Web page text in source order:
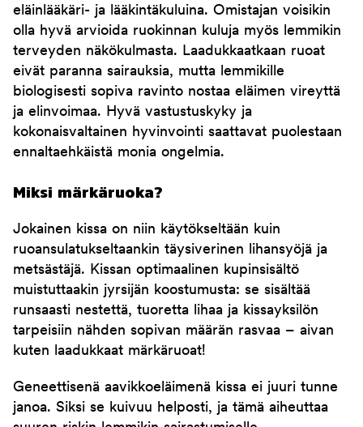
eläinlääkäri- ja lääkintäkuluina. Omistajan voisikin
olla hyvä arvioida ruokinnan kuluja myös lemmikin
terveyden näkökulmasta. Laadukkaatkaan ruoat
eivät paranna sairauksia, mutta lemmikille
biologisesti sopiva ravinto nostaa eläimen vireyttä
ja elinvoimaa. Hyvä vastustuskyky ja
kokonaisvaltainen hyvinvointi saattavat puolestaan
ennaltaehkäistä monia ongelmia.
Miksi märkäruoka?
Jokainen kissa on niin käytökseltään kuin
ruoansulatukseltaankin täysiverinen lihansyöjä ja
metsästäjä. Kissan optimaalinen kupinsisältö
muistuttaakin jyrsijän koostumusta: se sisältää
runsaasti nestettä, tuoretta lihaa ja kissayksilön
tarpeisiin nähden sopivan määrän rasvaa – aivan
kuten laadukkaat märkäruoat!
Geneettisenä aavikkoeläimenä kissa ei juuri tunne
janoa. Siksi se kuivuu helposti, ja tämä aiheuttaa